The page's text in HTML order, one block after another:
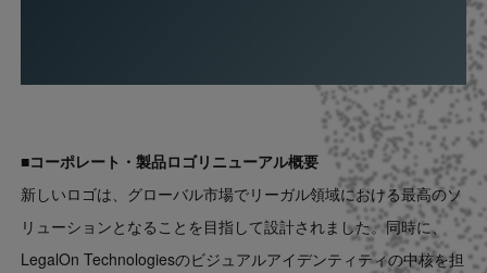
■コーポレート・製品ロゴリニューアル概要
新しいロゴは、グローバル市場でリーガル領域における最高のソ
リューションとなることを目指して設計されました。同時に、
LegalOn Technologiesのビジュアルアイデンティティの中核を担